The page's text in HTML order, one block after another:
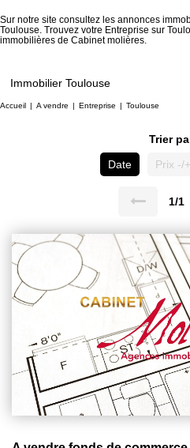
Sur notre site consultez les annonces
Toulouse. Trouvez votre Entreprise sur
immobilières de Cabinet molières.
Immobilier Toulouse
Accueil A vendre Entreprise Toulouse
Trier
Date
Prix -/+
1/1